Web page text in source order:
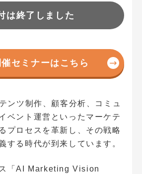
は終了しました
セミナーはこちら
ンツ制作、顧客分析、コミュ
ベント運営といったマーケテ
プロセスを革新し、その戦略
する時代が到来しています。
「AI Marketing Vision